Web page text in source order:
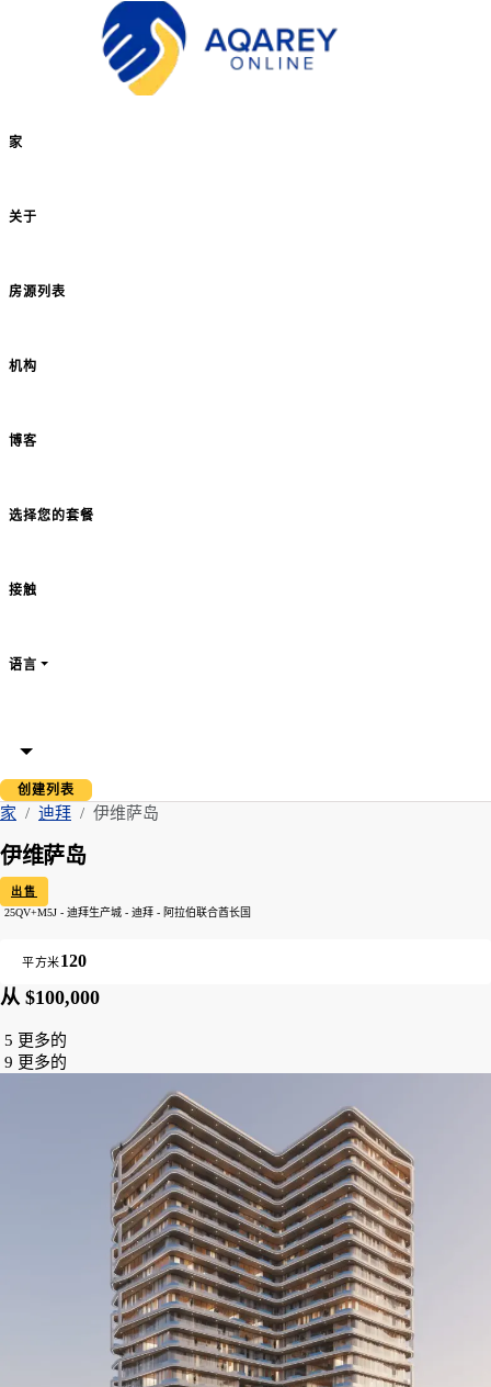
家
关于
房源列表
机构
博客
选择您的套餐
接触
语言
创建列表
家 迪拜 伊维萨岛
伊维萨岛
出售
25QV+M5J - 迪拜生产城 - 迪拜 - 阿拉伯联合酋长国
平方米120
从 $100,000
5 更多的
9 更多的